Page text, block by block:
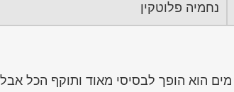
נחמיה פלוטקין
הוא הופך לבסיסי מאוד ותוקף הכל אבל